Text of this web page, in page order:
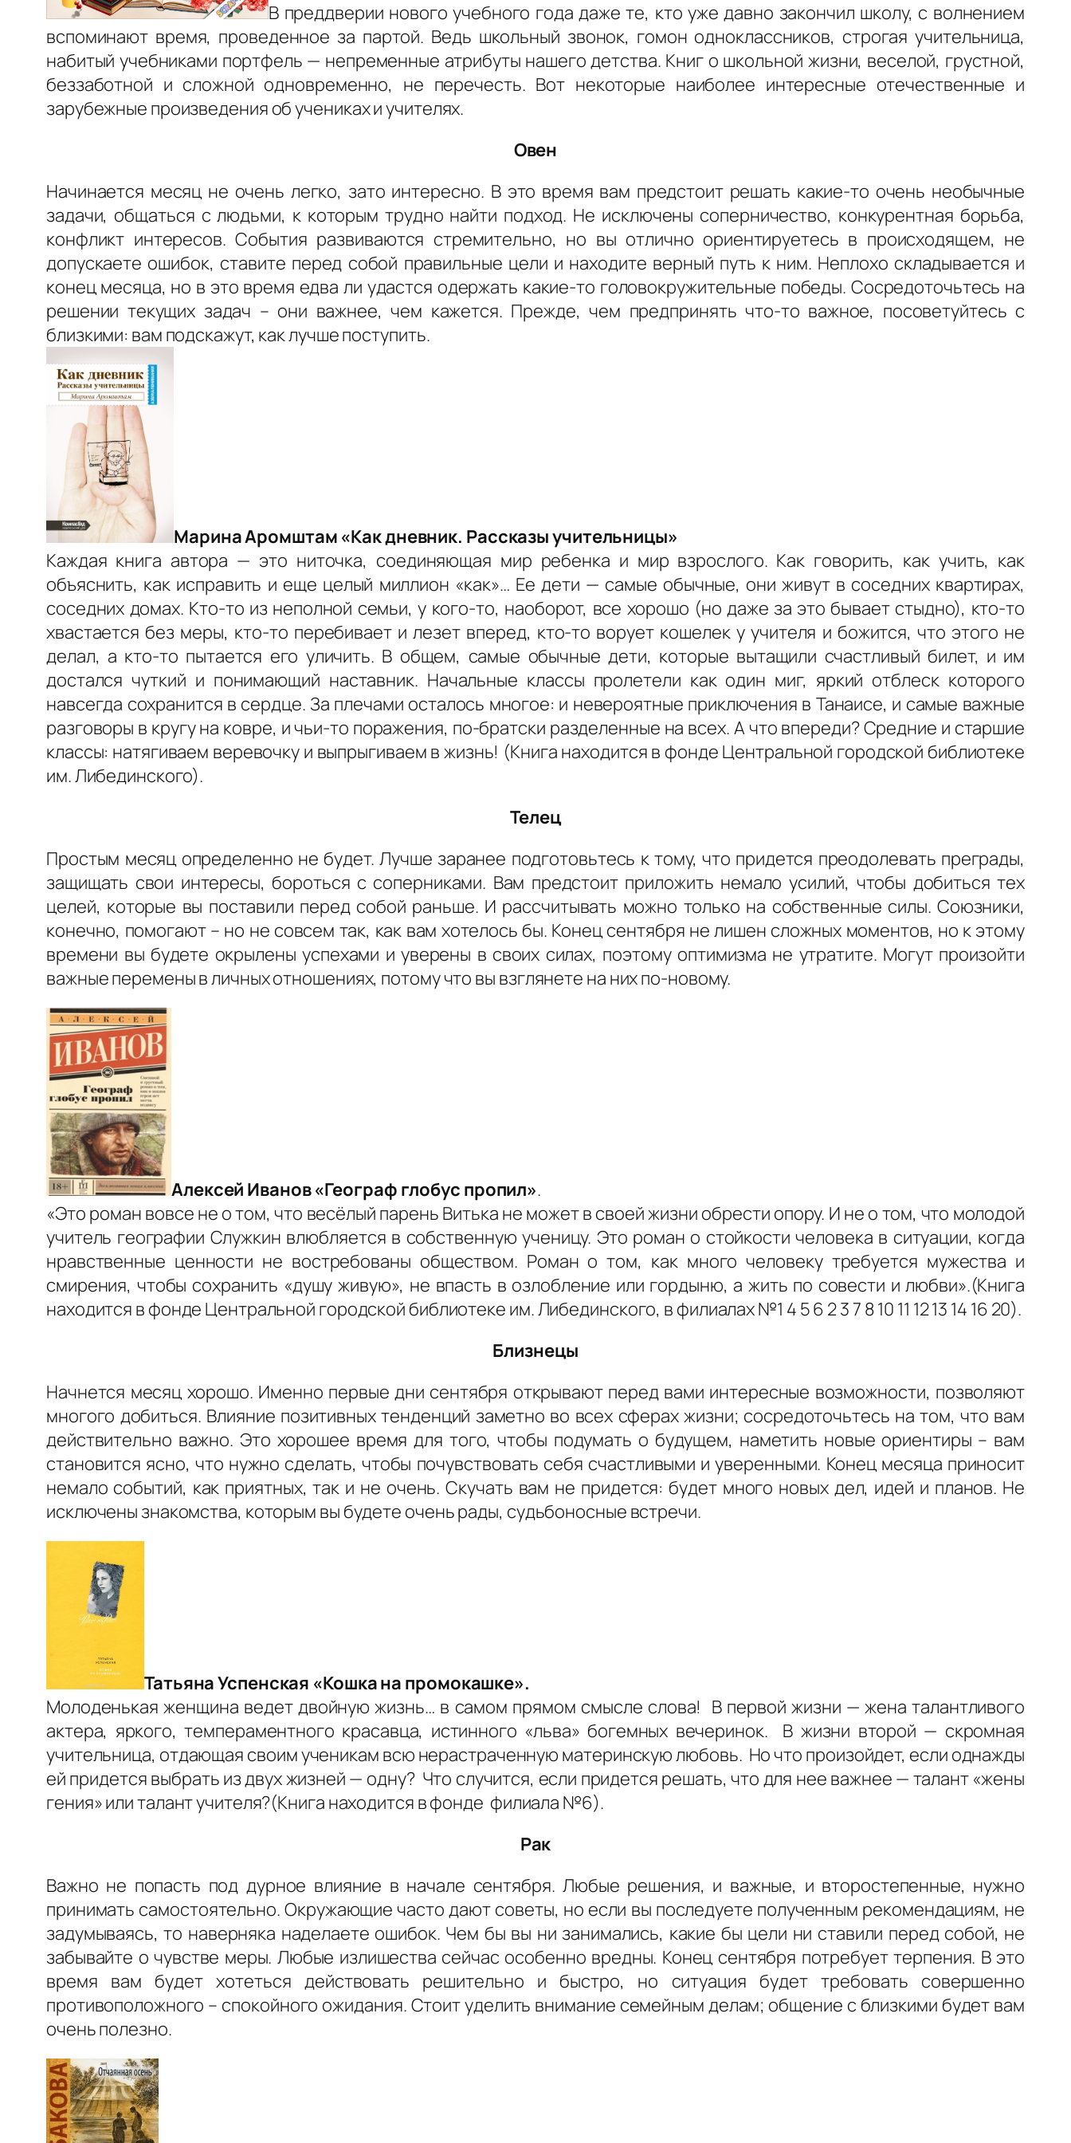
В преддверии нового учебного года даже те, кто уже давно закончил школу, с волнением
вспоминают время, проведенное за партой. Ведь школьный звонок, гомон одноклассников, строгая учительница,
набитый учебниками портфель — непременные атрибуты нашего детства. Книг о школьной жизни, веселой, грустной,
беззаботной и сложной одновременно, не перечесть. Вот некоторые наиболее интересные отечественные и
зарубежные произведения об учениках и учителях.
Овен
Начинается месяц не очень легко, зато интересно. В это время вам предстоит решать какие-то очень необычные
задачи, общаться с людьми, к которым трудно найти подход. Не исключены соперничество, конкурентная борьба,
конфликт интересов. События развиваются стремительно, но вы отлично ориентируетесь в происходящем, не
допускаете ошибок, ставите перед собой правильные цели и находите верный путь к ним. Неплохо складывается и
конец месяца, но в это время едва ли удастся одержать какие-то головокружительные победы. Сосредоточьтесь на
решении текущих задач – они важнее, чем кажется. Прежде, чем предпринять что-то важное, посоветуйтесь с
близкими: вам подскажут, как лучше поступить.
Марина Аромштам «Как дневник. Рассказы учительницы»
Каждая книга автора — это ниточка, соединяющая мир ребенка и мир взрослого. Как говорить, как учить, как
объяснить, как исправить и еще целый миллион «как»… Ее дети — самые обычные, они живут в соседних квартирах,
соседних домах. Кто-то из неполной семьи, у кого-то, наоборот, все хорошо (но даже за это бывает стыдно), кто-то
хвастается без меры, кто-то перебивает и лезет вперед, кто-то ворует кошелек у учителя и божится, что этого не
делал, а кто-то пытается его уличить. В общем, самые обычные дети, которые вытащили счастливый билет, и им
достался чуткий и понимающий наставник. Начальные классы пролетели как один миг, яркий отблеск которого
навсегда сохранится в сердце. За плечами осталось многое: и невероятные приключения в Танаисе, и самые важные
разговоры в кругу на ковре, и чьи-то поражения, по-братски разделенные на всех. А что впереди? Средние и старшие
классы: натягиваем веревочку и выпрыгиваем в жизнь! (Книга находится в фонде Центральной городской библиотеке
им. Либединского).
Телец
Простым месяц определенно не будет. Лучше заранее подготовьтесь к тому, что придется преодолевать преграды,
защищать свои интересы, бороться с соперниками. Вам предстоит приложить немало усилий, чтобы добиться тех
целей, которые вы поставили перед собой раньше. И рассчитывать можно только на собственные силы. Союзники,
конечно, помогают – но не совсем так, как вам хотелось бы. Конец сентября не лишен сложных моментов, но к этому
времени вы будете окрылены успехами и уверены в своих силах, поэтому оптимизма не утратите. Могут произойти
важные перемены в личных отношениях, потому что вы взглянете на них по-новому.
Алексей Иванов «Географ глобус пропил».
«Это роман вовсе не о том, что весёлый парень Витька не может в своей жизни обрести опору. И не о том, что молодой
учитель географии Служкин влюбляется в собственную ученицу. Это роман о стойкости человека в ситуации, когда
нравственные ценности не востребованы обществом. Роман о том, как много человеку требуется мужества и
смирения, чтобы сохранить «душу живую», не впасть в озлобление или гордыню, а жить по совести и любви».(Книга
находится в фонде Центральной городской библиотеке им. Либединского, в филиалах №1 4 5 6 2 3 7 8 10 11 12 13 14 16 20).
Близнецы
Начнется месяц хорошо. Именно первые дни сентября открывают перед вами интересные возможности, позволяют
многого добиться. Влияние позитивных тенденций заметно во всех сферах жизни; сосредоточьтесь на том, что вам
действительно важно. Это хорошее время для того, чтобы подумать о будущем, наметить новые ориентиры – вам
становится ясно, что нужно сделать, чтобы почувствовать себя счастливыми и уверенными. Конец месяца приносит
немало событий, как приятных, так и не очень. Скучать вам не придется: будет много новых дел, идей и планов. Не
исключены знакомства, которым вы будете очень рады, судьбоносные встречи.
Татьяна Успенская «Кошка на промокашке».
Молоденькая женщина ведет двойную жизнь… в самом прямом смысле слова! В первой жизни — жена талантливого
актера, яркого, темпераментного красавца, истинного «льва» богемных вечеринок. В жизни второй — скромная
учительница, отдающая своим ученикам всю нерастраченную материнскую любовь. Но что произойдет, если однажды
ей придется выбрать из двух жизней — одну? Что случится, если придется решать, что для нее важнее — талант «жены
гения» или талант учителя?(Книга находится в фонде филиала №6).
Рак
Важно не попасть под дурное влияние в начале сентября. Любые решения, и важные, и второстепенные, нужно
принимать самостоятельно. Окружающие часто дают советы, но если вы последуете полученным рекомендациям, не
задумываясь, то наверняка наделаете ошибок. Чем бы вы ни занимались, какие бы цели ни ставили перед собой, не
забывайте о чувстве меры. Любые излишества сейчас особенно вредны. Конец сентября потребует терпения. В это
время вам будет хотеться действовать решительно и быстро, но ситуация будет требовать совершенно
противоположного – спокойного ожидания. Стоит уделить внимание семейным делам; общение с близкими будет вам
очень полезно.